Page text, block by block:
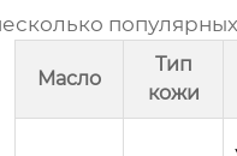
Масло
Тип
кожи